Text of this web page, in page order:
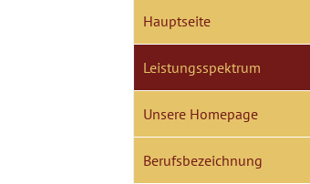
Hauptseite
Leistungsspektrum
Unsere Homepage
Berufsbezeichnung